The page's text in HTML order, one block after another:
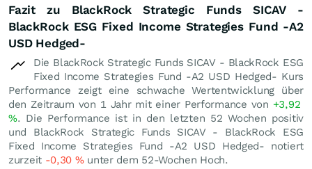
Fazit zu BlackRock Strategic Funds SICAV -
BlackRock ESG Fixed Income Strategies Fund -A2
USD Hedged-
Die BlackRock Strategic Funds SICAV - BlackRock ESG
Fixed Income Strategies Fund -A2 USD Hedged- Kurs
Performance zeigt eine schwache Wertentwicklung über
den Zeitraum von 1 Jahr mit einer Performance von +3,92
%. Die Performance ist in den letzten 52 Wochen positiv
und BlackRock Strategic Funds SICAV - BlackRock ESG
Fixed Income Strategies Fund -A2 USD Hedged- notiert
zurzeit -0,30 %unter dem 52-Wochen Hoch.